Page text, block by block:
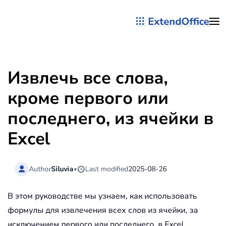
ExtendOffice
Извлечь все слова,
кроме первого или
последнего, из ячейки в
Excel
AuthorSiluvia• Last modified2025-08-26
В этом руководстве мы узнаем, как использовать
формулы для извлечения всех слов из ячейки, за